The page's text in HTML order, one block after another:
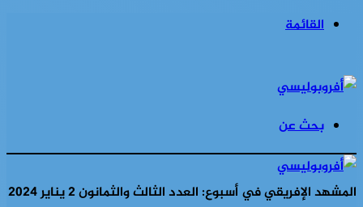
القائمة
بحث عن
المشهد الإفريقي في أسبوع: العدد الثالث والثمانون 2 يناير 2024